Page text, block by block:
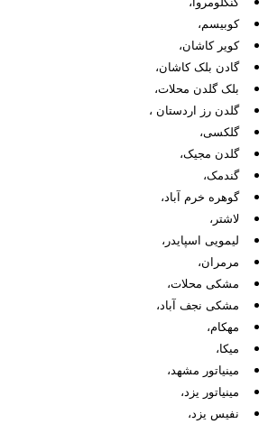
کوبیسم،
کویر کاشان،
گادن بلک کاشان،
بلک گلدن محلات،
گلدن رز اردستان ،
گلکسی،
گلدن مجیک،
گندمک،
گوهره خرم آباد،
لاشتر،
لیمویی اسپایدر،
مرمران،
مشکی محلات،
مشکی نجف آباد،
مهکام،
میکا،
مینیاتور مشهد،
مینیاتور یزد،
نفیس یزد،